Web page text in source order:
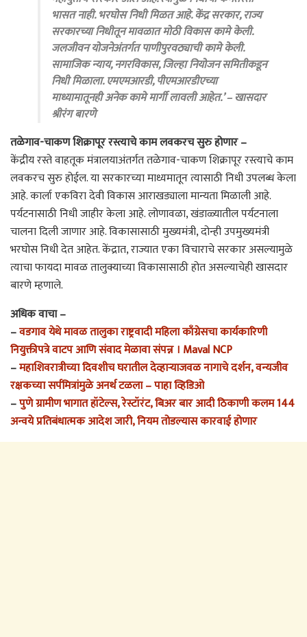
भासत नाही. भरघोस निधी मिळत आहे. केंद्र सरकार, राज्य
सरकारच्या निधीतून मावळात मोठी विकास कामे केली.
जलजीवन योजनेअंतर्गत पाणीपुरवठ्याची कामे केली.
सामाजिक न्याय, नगरविकास, जिल्हा नियोजन समितीकडून
निधी मिळाला. एमएमआरडी, पीएमआरडीएच्या
माध्यामातूनही अनेक कामे मार्गी लावली आहेत.’ – खासदार
श्रीरंग बारणे
तळेगाव-चाकण शिक्रापूर रस्त्याचे काम लवकरच सुरु होणार –
केंद्रीय रस्ते वाहतूक मंत्रालयाअंतर्गत तळेगाव-चाकण शिक्रापूर रस्त्याचे काम
लवकरच सुरु होईल. या सरकारच्या माध्यमातून त्यासाठी निधी उपलब्ध केला
आहे. कार्ला एकविरा देवी विकास आराखड्याला मान्यता मिळाली आहे.
पर्यटनासाठी निधी जाहीर केला आहे. लोणावळा, खंडाळ्यातील पर्यटनाला
चालना दिली जाणार आहे. विकासासाठी मुख्यमंत्री, दोन्ही उपमुख्यमंत्री
भरघोस निधी देत आहेत. केंद्रात, राज्यात एका विचाराचे सरकार असल्यामुळे
त्याचा फायदा मावळ तालुक्याच्या विकासासाठी होत असल्याचेही खासदार
बारणे म्हणाले.
अधिक वाचा –
–वडगाव येथे मावळ तालुका राष्ट्रवादी महिला काँग्रेसचा कार्यकारिणी
नियुक्तीपत्रे वाटप आणि संवाद मेळावा संपन्न । Maval NCP
–महाशिवरात्रीच्या दिवशीच घरातील देव्हाऱ्याजवळ नागाचे दर्शन, वन्यजीव
रक्षकच्या सर्पमित्रांमुळे अनर्थ टळला – पाहा व्हिडिओ
–पुणे ग्रामीण भागात हॉटेल्स, रेस्टॉरंट, बिअर बार आदी ठिकाणी कलम 144
अन्वये प्रतिबंधात्मक आदेश जारी, नियम तोडल्यास कारवाई होणार